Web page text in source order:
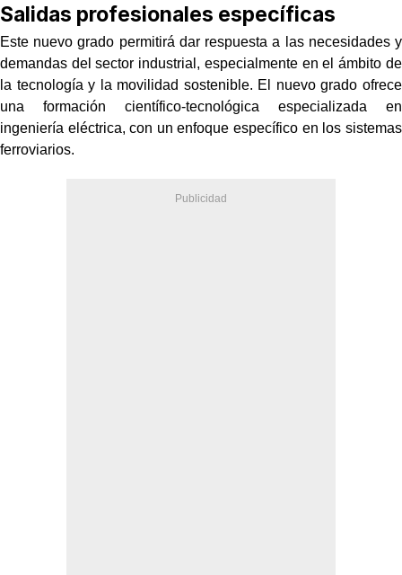
Salidas profesionales específicas
Este nuevo grado permitirá dar respuesta a las necesidades y
demandas del sector industrial, especialmente en el ámbito de
la tecnología y la movilidad sostenible. El nuevo grado ofrece
una formación científico-tecnológica especializada en
ingeniería eléctrica, con un enfoque específico en los sistemas
ferroviarios.